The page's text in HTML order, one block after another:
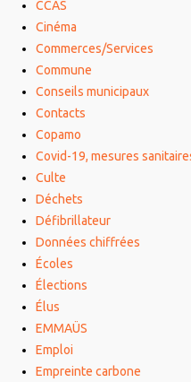
CCAS
Cinéma
Commerces/Services
Commune
Conseils municipaux
Contacts
Copamo
Covid-19, mesures
Culte
Déchets
Défibrillateur
Données chiffrées
Écoles
Élections
Élus
EMMAÜS
Emploi
Empreinte carbone